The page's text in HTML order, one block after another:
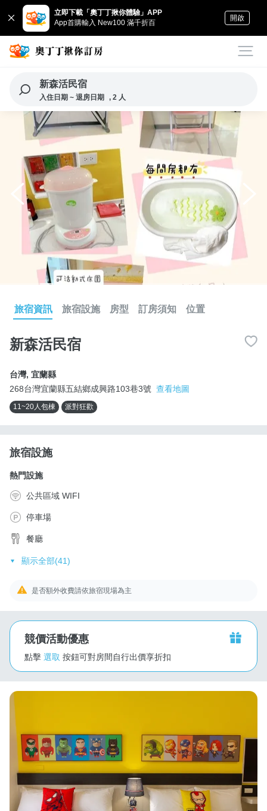
立即下載「奧丁丁揪你體驗」APP
App首購輸入 New100 滿千折百
開啟
新森活民宿
入住日期 ~ 退房日期 , 2 人
旅宿資訊 旅宿設施 房型 訂房須知 位置
新森活民宿
台灣, 宜蘭縣
268台灣宜蘭縣五結鄉成興路103巷3號 查看地圖
11~20人包棟 派對狂歡
旅宿設施
熱門設施
公共區域 WIFI
停車場
餐廳
顯示全部(41)
是否額外收費請依旅宿現場為主
競價活動優惠
點擊 選取 按鈕可對房間自行出價享折扣